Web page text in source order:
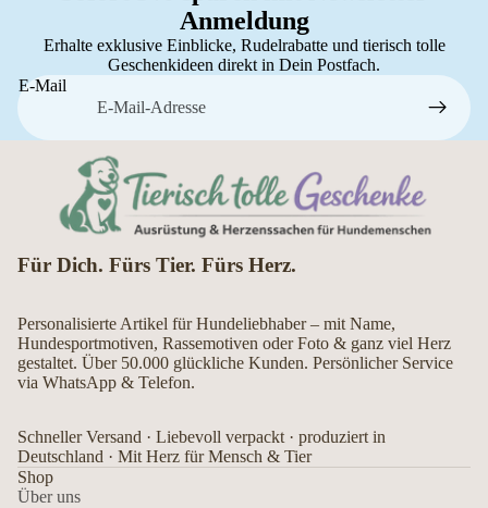
Anmeldung
Erhalte exklusive Einblicke, Rudelrabatte und tierisch tolle
Geschenkideen direkt in Dein Postfach.
E-Mail
Für Dich. Fürs Tier. Fürs Herz.
Personalisierte Artikel für Hundeliebhaber – mit Name,
Hundesportmotiven, Rassemotiven oder Foto & ganz viel Herz
gestaltet. Über 50.000 glückliche Kunden. Persönlicher Service
via WhatsApp & Telefon.
Schneller Versand · Liebevoll verpackt · produziert in
Deutschland · Mit Herz für Mensch & Tier
Shop
Über uns